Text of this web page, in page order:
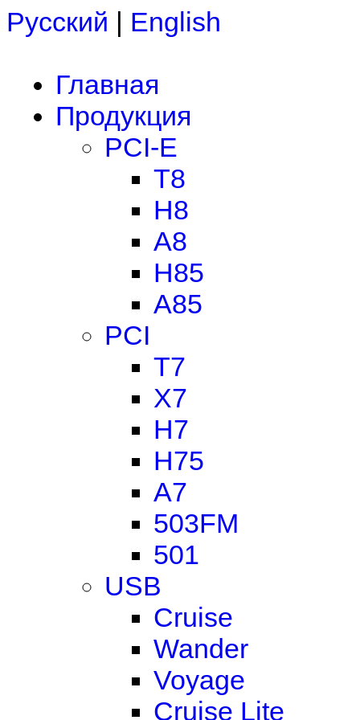
Русский | English
Главная
Продукция
PCI-E
T8
H8
A8
H85
A85
PCI
T7
X7
H7
H75
A7
503FM
501
USB
Cruise
Wander
Voyage
Cruise Lite